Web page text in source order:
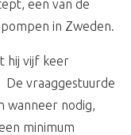
een van de
in Zweden.
hij vijf keer
vraaggestuurde
wanneer nodig,
minimum